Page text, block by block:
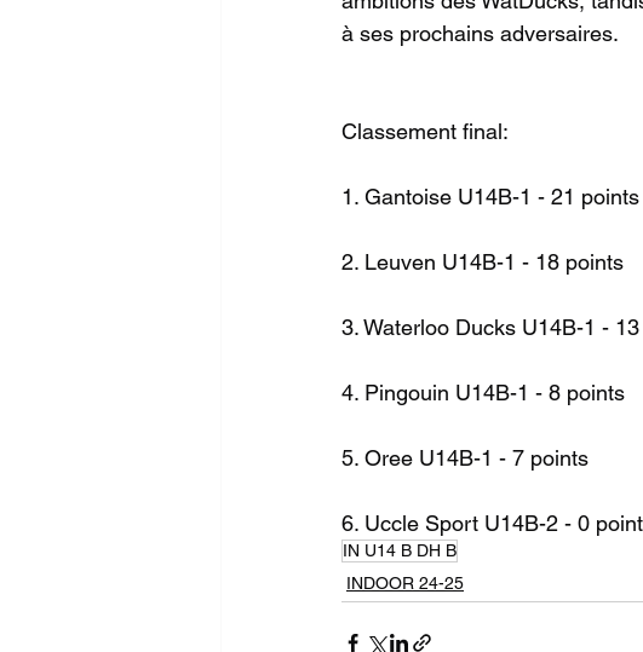
à ses prochains adversaires.
Classement final:
1. Gantoise U14B-1 - 21 points
2. Leuven U14B-1 - 18 points
3. Waterloo Ducks U14B-1 -
4. Pingouin U14B-1 - 8 points
5. Oree U14B-1 - 7 points
6. Uccle Sport U14B-2 - 0
IN U14 B DH B
INDOOR 24-25